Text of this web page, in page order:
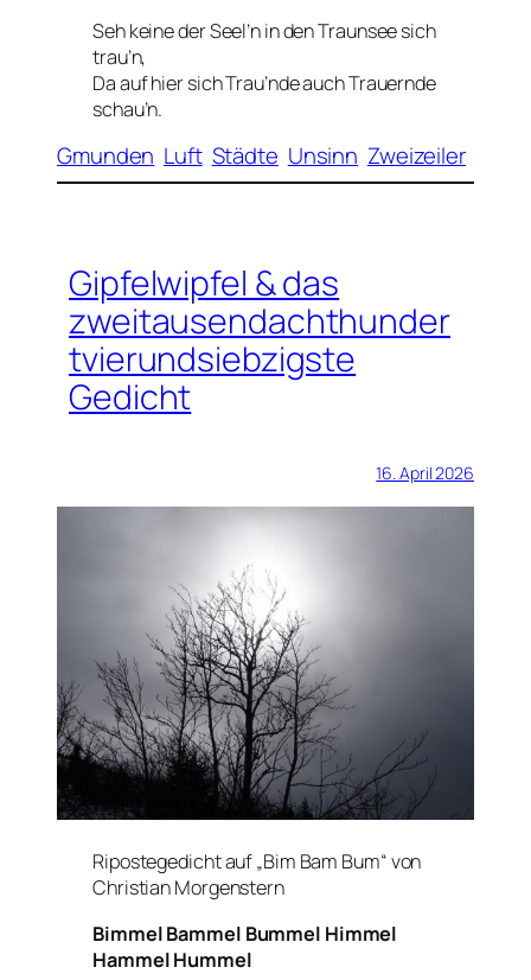
Seh keine der Seel’n in den Traunsee sich
trau’n,
Da auf hier sich Trau’nde auch Trauernde
schau’n.
Gmunden Luft Städte Unsinn Zweizeiler
Gipfelwipfel & das
zweitausendachthunder
tvierundsiebzigste
Gedicht
16. April 2026
Ripostegedicht auf „Bim Bam Bum“ von
Christian Morgenstern
Bimmel Bammel Bummel Himmel
Hammel Hummel